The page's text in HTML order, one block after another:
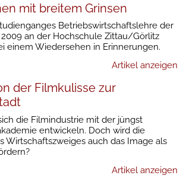
mit breitem Grinsen
Betriebswirtschaftslehre der
an der Hochschule Zittau/Görlitz
einem Wiedersehen in Erinnerungen.
Artikel anzeigen
der Filmkulisse zur
die Filmindustrie mit der jüngst
entwickeln. Doch wird die
Wirtschaftszweiges auch das Image als
Artikel anzeigen